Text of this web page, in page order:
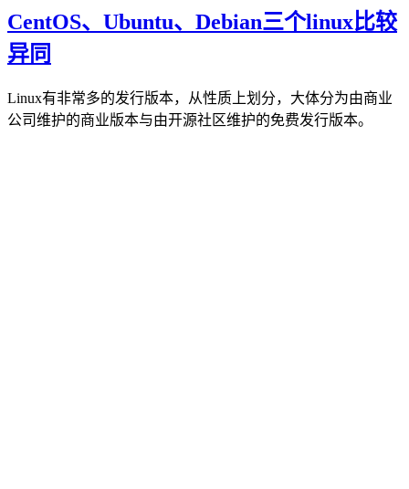
CentOS、Ubuntu、Debian三个linux比较
异同
Linux有非常多的发行版本，从性质上划分，大体分为由商业
公司维护的商业版本与由开源社区维护的免费发行版本。